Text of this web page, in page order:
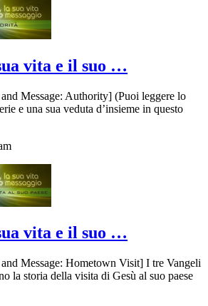
vita e il suo …
Message: Authority] (Puoi leggere lo
e una sua veduta d’insieme in questo
vita e il suo …
Message: Hometown Visit] I tre Vangeli
la storia della visita di Gesù al suo paese